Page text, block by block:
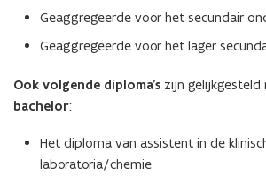
Geaggregeerde voor het secundair
Geaggregeerde voor het lager
Ook volgende diploma’s zijn
bachelor:
Het diploma van assistent in de
laboratoria/chemie